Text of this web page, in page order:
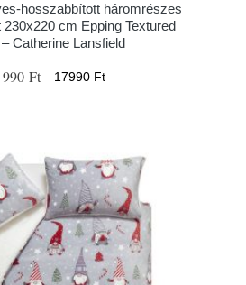
hosszabbított háromrészes
cm Epping Textured
Catherine Lansfield
990 Ft 17990 Ft